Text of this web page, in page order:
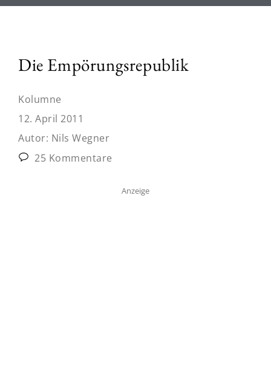
Die Empörungsrepublik
Kolumne
12. April 2011
Autor: Nils Wegner
25 Kommentare
Anzeige